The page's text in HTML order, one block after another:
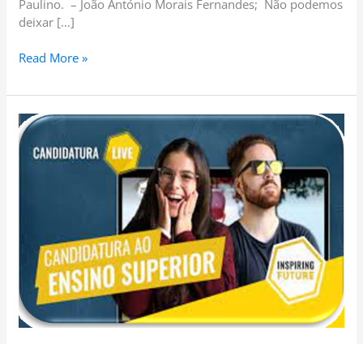
Paulino. – João António Morais Fernandes; Não podemos
deixar […]
Read More »
CEE:
40
Esclarecimento
Acesso
ao
Ensino